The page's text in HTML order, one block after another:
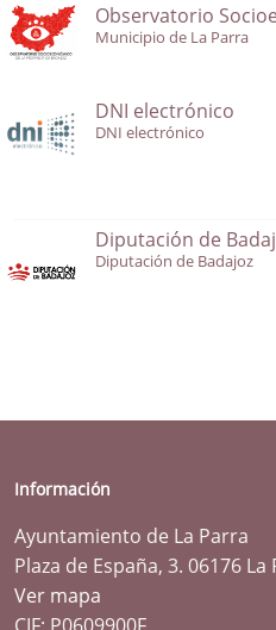
Observatorio
Municipio de La Parra
DNI electrónico
DNI electrónico
Diputación de
Diputación de Badajoz
Información
Ayuntamiento de La Parra
Plaza de España, 3. 06176
Ver mapa